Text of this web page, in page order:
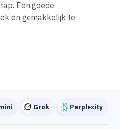
Een goede
en gemakkelijk te
Grok Perplexity